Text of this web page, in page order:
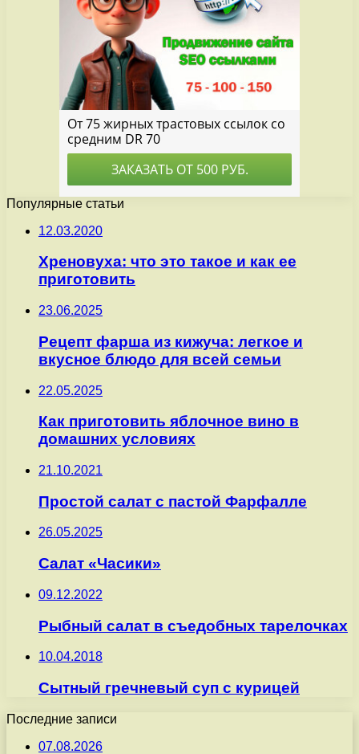
Популярные статьи
12.03.2020
Хреновуха: что это такое и как ее
приготовить
23.06.2025
Рецепт фарша из кижуча: легкое и
вкусное блюдо для всей семьи
22.05.2025
Как приготовить яблочное вино в
домашних условиях
21.10.2021
Простой салат с пастой Фарфалле
26.05.2025
Салат «Часики»
09.12.2022
Рыбный салат в съедобных тарелочках
10.04.2018
Сытный гречневый суп с курицей
Последние записи
07.08.2026